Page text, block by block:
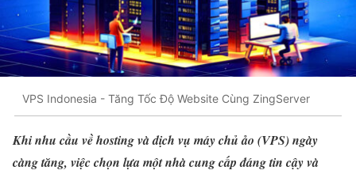
VPS Indonesia - Tăng Tốc Độ Website Cùng ZingServer
Khi nhu cầu về hosting và dịch vụ máy chủ ảo (VPS) ngày
càng tăng, việc chọn lựa một nhà cung cấp đáng tin cậy và